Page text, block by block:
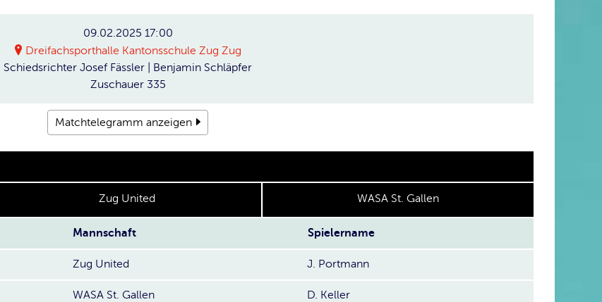
09.02.2025 17:00
Dreifachsporthalle Kantonsschule Zug Zug
Schiedsrichter Josef Fässler | Benjamin Schläpfer
Zuschauer 335
Matchtelegramm anzeigen
Zug United WASA St. Gallen
Mannschaft Spielername
Zug United J. Portmann
WASA St. Gallen D. Keller